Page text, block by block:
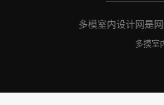
多模室内设计网是
多摸室